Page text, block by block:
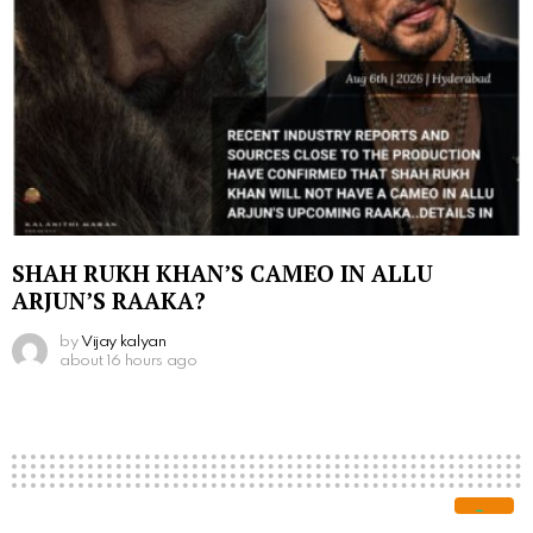
SHAH RUKH KHAN’S CAMEO IN ALLU
ARJUN’S RAAKA?
by Vijay kalyan
about 16 hours ago